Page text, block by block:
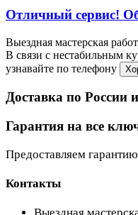
Отличный сервис!
Выездная мастерская
В связи с нестабильным
узнавайте по телефону
Доставка по России
Гарантия на все
Предоставляем
Контакты